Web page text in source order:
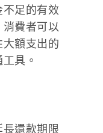
足的有效
費者可以
額支出的
具。
還款期限